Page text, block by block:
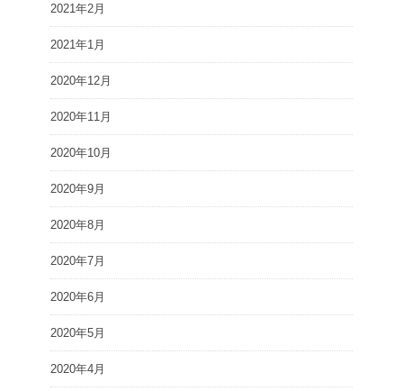
2021年2月
2021年1月
2020年12月
2020年11月
2020年10月
2020年9月
2020年8月
2020年7月
2020年6月
2020年5月
2020年4月